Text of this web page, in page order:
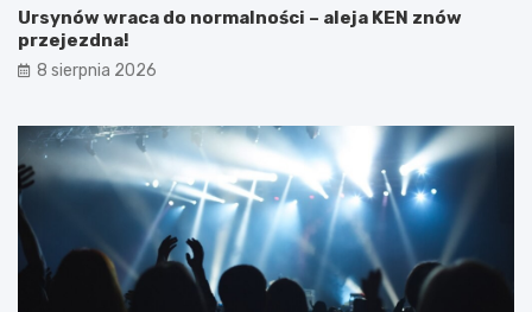
Ursynów wraca do normalności – aleja KEN znów
przejezdna!
8 sierpnia 2026